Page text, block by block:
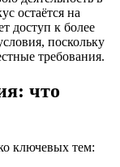
остаётся на
доступ к более
поскольку
требования.
что
ключевых тем: